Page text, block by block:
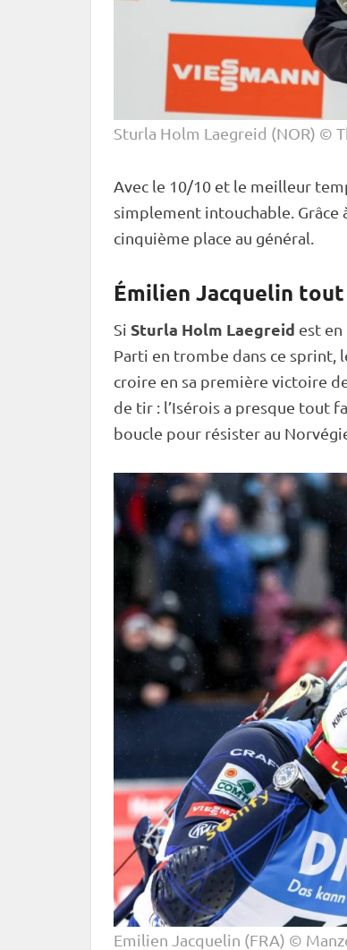
Sturla Holm Laegreid (NOR) ©
Avec le 10/10 et le meilleur
simplement intouchable.
cinquième place au général.
Émilien Jacquelin
Si Sturla Holm Laegreid est en
Parti en trombe dans ce sprint
croire en sa première victoire
de tir : l’Isérois a presque tout
boucle pour résister au
Emilien Jacquelin (FRA) ©